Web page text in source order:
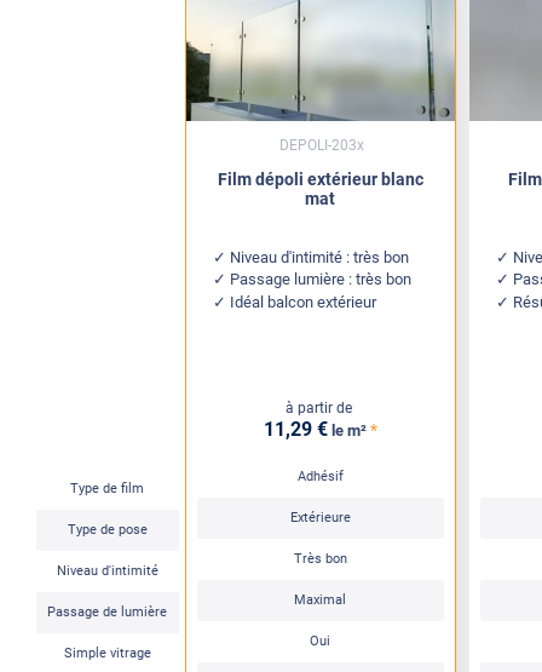
Type de film
Type de pose
Niveau d'intimité
Passage de lumière
Simple vitrage
Film dépoli extérieur blanc
mat
Niveau d'intimité : très bon
Passage lumière : très bon
Idéal balcon extérieur
à partir de
11,29 € le m² *
Adhésif
Extérieure
Très bon
Maximal
Oui
DEPOLI-203x